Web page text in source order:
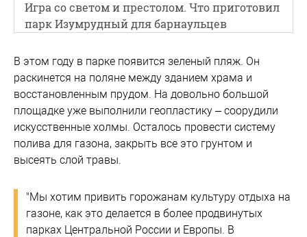
Игра со светом и престолом. Что приготовил
парк Изумрудный для барнаульцев
В этом году в парке появится зеленый пляж. Он
раскинется на поляне между зданием храма и
восстановленным прудом. На довольно большой
площадке уже выполнили геопластику – соорудили
искусственные холмы. Осталось провести систему
полива для газона, закрыть все это грунтом и
высеять слой травы.
"Мы хотим привить горожанам культуру отдыха на
газоне, как это делается в более продвинутых
парках Центральной России и Европы. В